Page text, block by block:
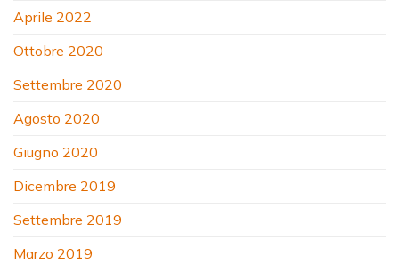
Aprile 2022
Ottobre 2020
Settembre 2020
Agosto 2020
Giugno 2020
Dicembre 2019
Settembre 2019
Marzo 2019